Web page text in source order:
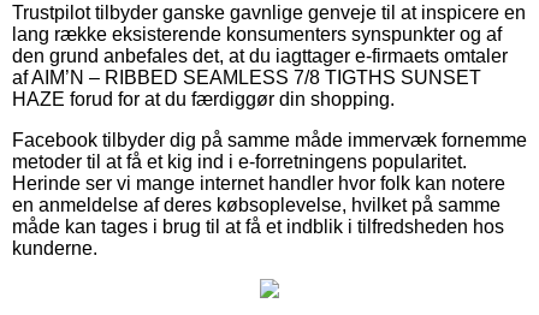
Trustpilot tilbyder ganske gavnlige genveje til at inspicere en
lang række eksisterende konsumenters synspunkter og af
den grund anbefales det, at du iagttager e-firmaets omtaler
af AIM’N – RIBBED SEAMLESS 7/8 TIGTHS SUNSET
HAZE forud for at du færdiggør din shopping.
Facebook tilbyder dig på samme måde immervæk fornemme
metoder til at få et kig ind i e-forretningens popularitet.
Herinde ser vi mange internet handler hvor folk kan notere
en anmeldelse af deres købsoplevelse, hvilket på samme
måde kan tages i brug til at få et indblik i tilfredsheden hos
kunderne.